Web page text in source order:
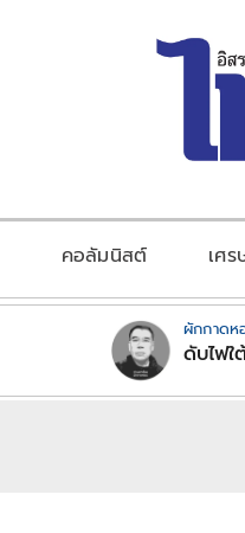
คอลัมนิสต์ เศ
ผักกาดห
ดับไฟใ